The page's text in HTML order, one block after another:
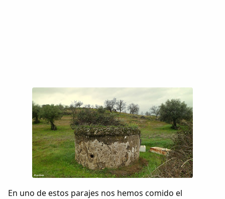
En uno de estos parajes nos hemos comido el